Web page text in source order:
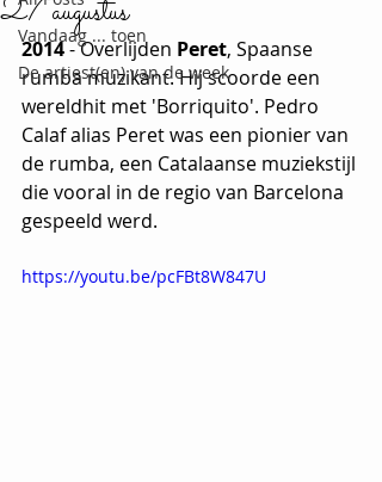
Vandaag ... toen
De artiest(en) van de week
27 augustus
2014 - Overlijden Peret, Spaanse
rumba muzikant. Hij scoorde een
wereldhit met 'Borriquito'. Pedro
Calaf alias Peret was een pionier van
de rumba, een Catalaanse muziekstijl
die vooral in de regio van Barcelona
gespeeld werd.
https://youtu.be/pcFBt8W847U